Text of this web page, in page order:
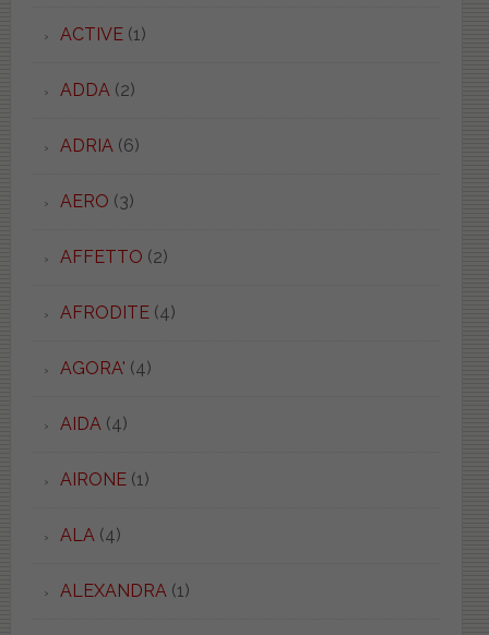
ACTIVE(1)
ADDA(2)
ADRIA(6)
AERO (3)
AFFETTO (2)
AFRODITE(4)
AGORA' (4)
AIDA(4)
AIRONE(1)
ALA(4)
ALEXANDRA(1)